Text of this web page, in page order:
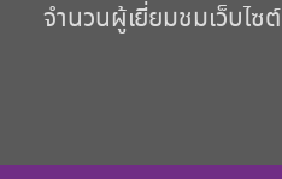
จำนวนผู้เยี่ยมชมเว็บไซต์